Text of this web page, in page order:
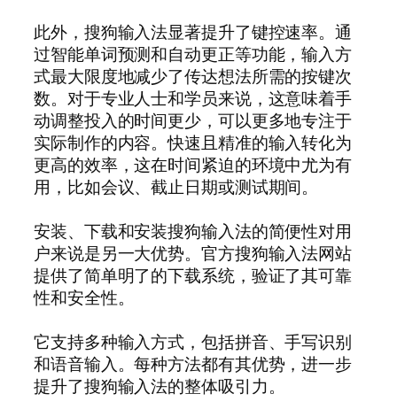
此外，搜狗输入法显著提升了键控速率。通
过智能单词预测和自动更正等功能，输入方
式最大限度地减少了传达想法所需的按键次
数。对于专业人士和学员来说，这意味着手
动调整投入的时间更少，可以更多地专注于
实际制作的内容。快速且精准的输入转化为
更高的效率，这在时间紧迫的环境中尤为有
用，比如会议、截止日期或测试期间。
安装、下载和安装搜狗输入法的简便性对用
户来说是另一大优势。官方搜狗输入法网站
提供了简单明了的下载系统，验证了其可靠
性和安全性。
它支持多种输入方式，包括拼音、手写识别
和语音输入。每种方法都有其优势，进一步
提升了搜狗输入法的整体吸引力。